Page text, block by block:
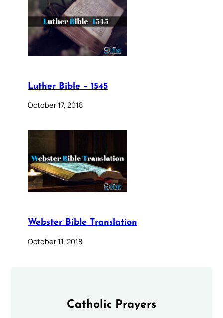
Luther Bible – 1545
October 17, 2018
Webster Bible Translation
October 11, 2018
Catholic Prayers